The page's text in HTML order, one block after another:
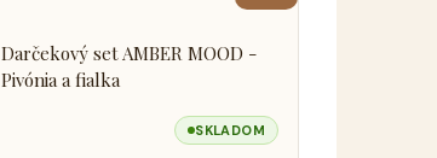
Darčekový set AMBER MOOD -
Pivónia a fialka
SKLADOM